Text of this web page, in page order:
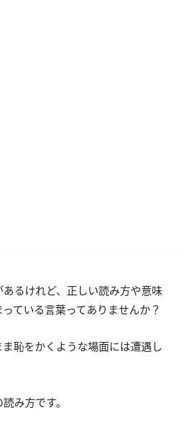
るけれど、正しい読み方や意味
ている言葉ってありませんか？
恥をかくような場面には遭遇し
み方です。